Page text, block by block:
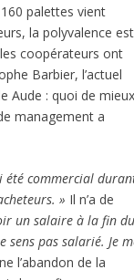
palettes vient
la polyvalence est
coopérateurs ont
Barbier, l’actuel
Aude : quoi de
management a
été commercial
» Il n’a de
un salaire à la fin
sens pas salarié. Je
l’abandon de la